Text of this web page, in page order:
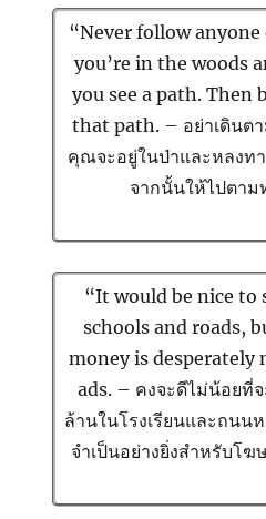
“Never follow anyone
you’re in the woods
you see a path. Then
that path. – อย่าเดินต
คุณจะอยู่ในป่าและหลงท
จากนั้นให้ไปตาม
“It would be nice to
schools and roads,
money is desperately
ads. – คงจะดีไม่น้อยที่
ล้านในโรงเรียนและถนน
จำเป็นอย่างยิ่งสำหรับโ